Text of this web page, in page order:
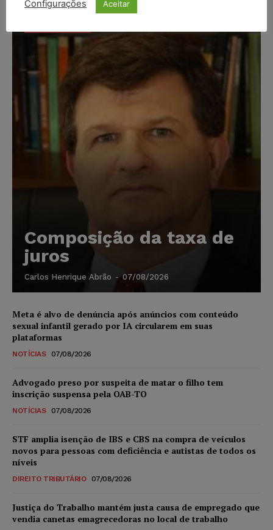
Composição da taxa de
juros
Carlos Henrique Abrão - 07/08/2026
Meta é alvo de denúncia após anúncios com conteúdo
sexual infantil gerado por IA circularem em suas
plataformas
NOTÍCIAS 07/08/2026
Advogado preso por suspeita de matar o filho tem
inscrição suspensa pela OAB-TO
NOTÍCIAS 07/08/2026
STF amplia isenção de IBS e CBS na compra de veículos
novos para pessoas com deficiência e autistas de todos os
níveis
DIREITO TRIBUTÁRIO 07/08/2026
Justiça do Trabalho mantém justa causa de empregado que
vendia canetas emagrecedoras no local de trabalho
Configurações Aceitar